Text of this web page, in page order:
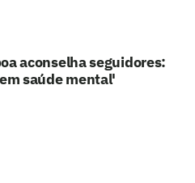
aconselha seguidores:
saúde mental'